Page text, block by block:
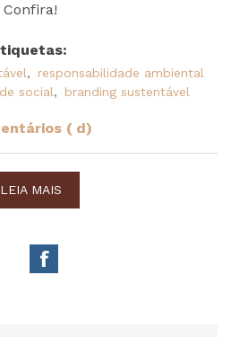
Confira!
,
responsabilidade ambiental
social, branding sustentável
( d)
LEIA MAIS